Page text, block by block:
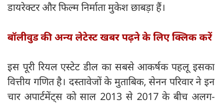
डायरेक्टर और फिल्म निर्माता मुकेश छाबड़ा हैं।
बॉलीवुड की अन्य लेटेस्ट खबर पढ़ने के लिए क्लिक करें
इस पूरी रियल एस्टेट डील का सबसे आकर्षक पहलू इसका
वित्तीय गणित है। दस्तावेजों के मुताबिक, सेनन परिवार ने इन
चार अपार्टमेंट्स को साल 2013 से 2017 के बीच अलग-